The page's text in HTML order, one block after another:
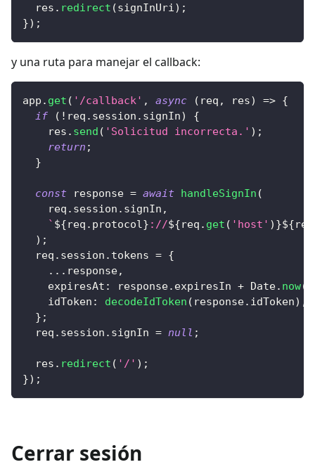
  res
. redirect (signInUri) ;
}) ;
y una ruta para manejar el callback:
app . get ( '/callback' , async ( req , res) => {
if
( ! req . session . signIn)
{
    res
. send ( 'Solicitud incorrecta.' ) ;
return ;
}
const response = await handleSignIn (
    req
. session . signIn ,
` ${req . protocol} ://${req . get ( 'host' ) }${req
) ;
  req
. session . tokens = {
... response,
expiresAt : response. expiresIn + Date. now(
idToken : decodeIdToken ( response. idToken) ,
} ;
  req
. session . signIn = null ;
  res
. redirect ( '/' ) ;
}) ;
Cerrar sesión